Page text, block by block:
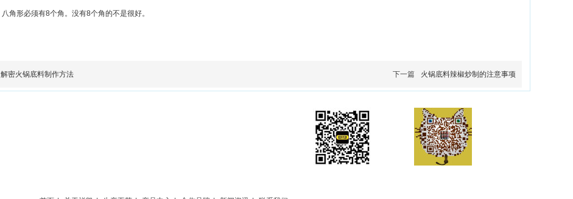
八角形必须有8个角。没有8个角的不是很好。
解密火锅底料制作方法 下一篇 火锅底料辣椒炒制的注意事项